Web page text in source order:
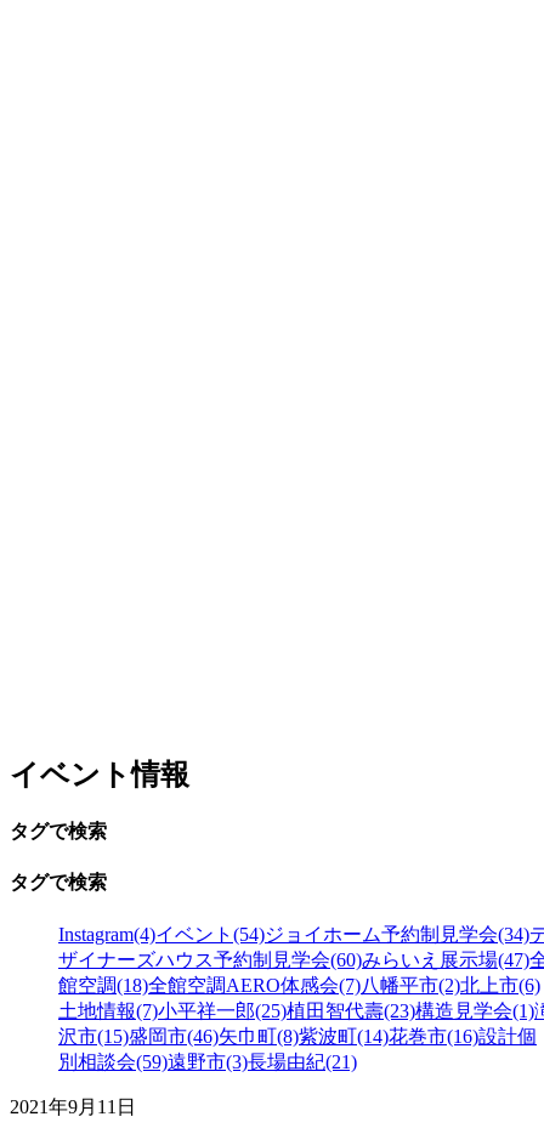
イベント情報
タグで検索
タグで検索
Instagram(4)イベント(54)ジョイホーム予約制見学会(34)
ザイナーズハウス予約制見学会(60)みらいえ展示場(47)
館空調(18)全館空調AERO体感会(7)八幡平市(2)北上市(6)
土地情報(7)小平祥一郎(25)植田智代壽(23)構造見学会(1)
沢市(15)盛岡市(46)矢巾町(8)紫波町(14)花巻市(16)設計個
別相談会(59)遠野市(3)長場由紀(21)
2021年9月11日